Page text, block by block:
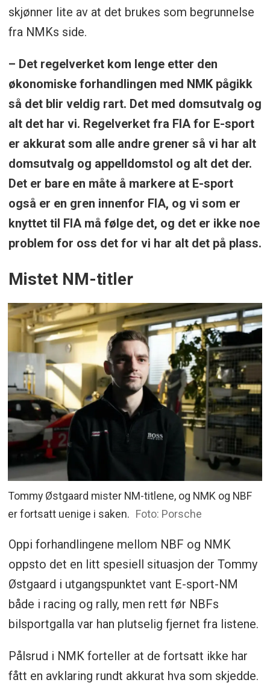
skjønner lite av at det brukes som begrunnelse
fra NMKs side.
– Det regelverket kom lenge etter den
økonomiske forhandlingen med NMK pågikk
så det blir veldig rart. Det med domsutvalg og
alt det har vi. Regelverket fra FIA for E-sport
er akkurat som alle andre grener så vi har alt
domsutvalg og appelldomstol og alt det der.
Det er bare en måte å markere at E-sport
også er en gren innenfor FIA, og vi som er
knyttet til FIA må følge det, og det er ikke noe
problem for oss det for vi har alt det på plass.
Mistet NM-titler
Tommy Østgaard mister NM-titlene, og NMK og NBF
er fortsatt uenige i saken. Foto: Porsche
Oppi forhandlingene mellom NBF og NMK
oppsto det en litt spesiell situasjon der Tommy
Østgaard i utgangspunktet vant E-sport-NM
både i racing og rally, men rett før NBFs
bilsportgalla var han plutselig fjernet fra listene.
Pålsrud i NMK forteller at de fortsatt ikke har
fått en avklaring rundt akkurat hva som skjedde.